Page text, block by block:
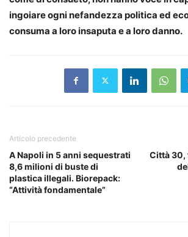
ingoiare ogni nefandezza politica ed
consuma a loro insaputa e a loro danno.
Articolo precedente
A Napoli in 5 anni sequestrati
8,6 milioni di buste di
plastica illegali. Biorepack:
“Attività fondamentale”
Città 30,